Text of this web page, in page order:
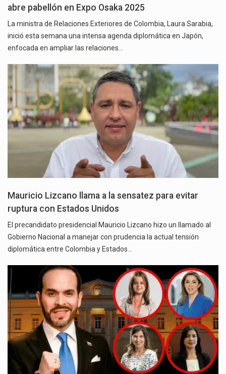
abre pabellón en Expo Osaka 2025
La ministra de Relaciones Exteriores de Colombia, Laura Sarabia,
inició esta semana una intensa agenda diplomática en Japón,
enfocada en ampliar las relaciones…
Mauricio Lizcano llama a la sensatez para evitar
ruptura con Estados Unidos
El precandidato presidencial Mauricio Lizcano hizo un llamado al
Gobierno Nacional a manejar con prudencia la actual tensión
diplomática entre Colombia y Estados…